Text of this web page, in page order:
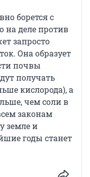
борется с
на деле против
запросто
Она образует
почвы
получать
кислорода), а
чем соли в
законам
земле и
годы станет